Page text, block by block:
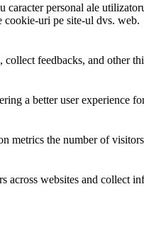
personal ale
cookie-uri pe site-ul dvs. web.
feedbacks, and other
a better user experience
metrics the number of
websites and collect